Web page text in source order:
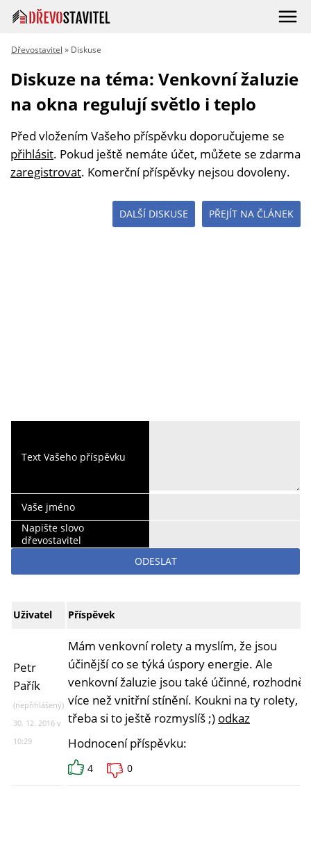
Dřevostavitel » Diskuse
Diskuze na téma: Venkovní žaluzie
na okna regulují světlo i teplo
Před vložením Vašeho příspěvku doporučujeme se
přihlásit. Pokud ještě nemáte účet, můžete se zdarma
zaregistrovat. Komerční příspěvky nejsou dovoleny.
PŘEJÍT NA ČLÁNEK
DALŠÍ DISKUSE
Text Vašeho příspěvku
Vaše jméno
Napište slovo
dřevostavitel
ODESLAT
Uživatel Příspěvek
Petr
Pařík
(nepřihlášený)
30. 12. 2016 v
10:29
Mám venkovní rolety a myslím, že jsou
účinější co se týká úspory energie. Ale
venkovní žaluzie jsou také účinné, rozhodně
více než vnitřní stínění. Koukni na ty rolety,
třeba si to ještě rozmyslíš ;) odkaz
Hodnocení příspěvku:
4 0